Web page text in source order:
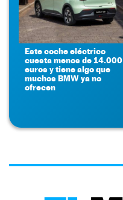
Este coche eléctrico
cuesta menos de 14.000
euros y tiene algo que
muchos BMW ya no
ofrecen